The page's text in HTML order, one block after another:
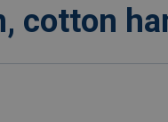
cotton